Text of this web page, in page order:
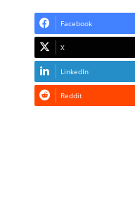
Facebook
X
LinkedIn
Reddit